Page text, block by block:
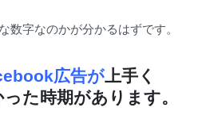
数字なのかが分かるはずです。
広告が上手く
た時期があります。